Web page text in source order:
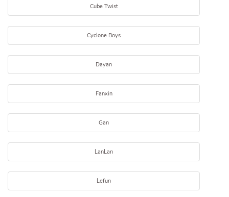
Cube Twist
Cyclone Boys
Dayan
Fanxin
Gan
LanLan
Lefun